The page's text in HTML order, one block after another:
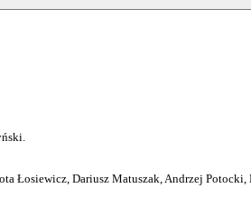
Łosiewicz, Dariusz Matuszak, Andrzej Potocki,